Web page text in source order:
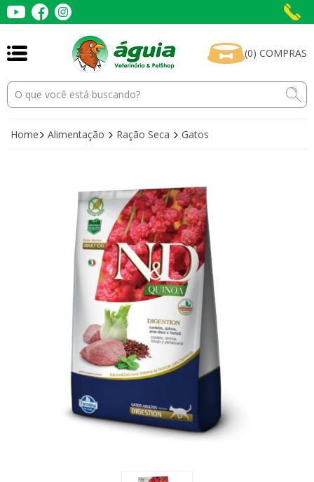
(0) COMPRAS
Home Alimentação Ração Seca Gatos